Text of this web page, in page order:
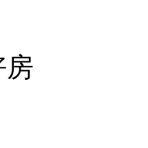
房